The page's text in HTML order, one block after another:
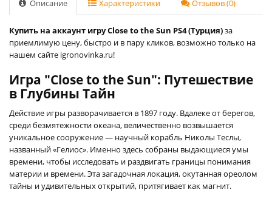
Описание Характеристики Отзывов (0)
Купить на аккаунт игру Close to the Sun PS4 (Турция)за
приемлимую цену, быстро и в пару кликов, возможно только на
нашем сайте igronovinka.ru!
Игра "Close to the Sun": Путешествие
в Глубины Тайн
Действие игры разворачивается в 1897 году. Вдалеке от берегов,
среди безмятежности океана, величественно возвышается
уникальное сооружение — научный корабль Николы Теслы,
названный «Гелиос». Именно здесь собраны выдающиеся умы
времени, чтобы исследовать и раздвигать границы понимания
материи и времени. Эта загадочная локация, окутанная ореолом
тайны и удивительных открытий, притягивает как магнит.